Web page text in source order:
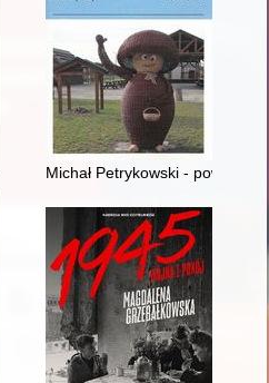
: droga do podziału Śląska
Michał Petrykowski -